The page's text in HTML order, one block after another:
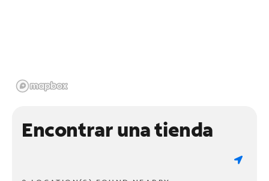
Encontrar una tienda